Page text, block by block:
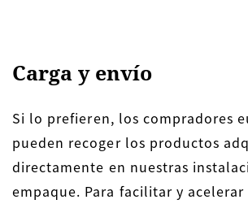
Carga y envío
Si lo prefieren, los compradores
pueden recoger los productos
directamente en nuestras
empaque. Para facilitar y